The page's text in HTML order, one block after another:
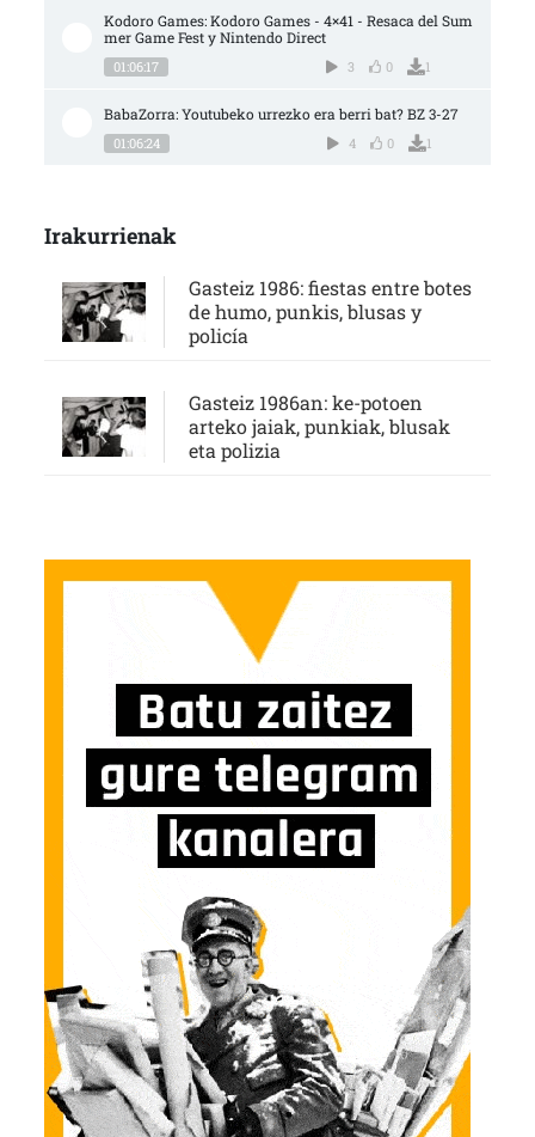
Kodoro Games: Kodoro Games - 4×41 - Resaca del Sum
mer Game Fest y Nintendo Direct
01:06:17 3 0 1
BabaZorra: Youtubeko urrezko era berri bat? BZ 3-27
01:06:24 4 0 1
Irakurrienak
Gasteiz 1986: fiestas entre botes
de humo, punkis, blusas y
policía
Gasteiz 1986an: ke-potoen
arteko jaiak, punkiak, blusak
eta polizia